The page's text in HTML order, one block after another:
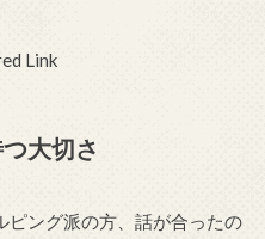
Link
大切さ
ング派の方、話が合ったの